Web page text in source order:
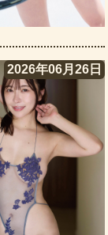
2026年06月26日